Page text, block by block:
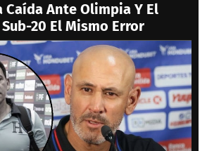
Caída Ante Olimpia Y El
20 El Mismo Error